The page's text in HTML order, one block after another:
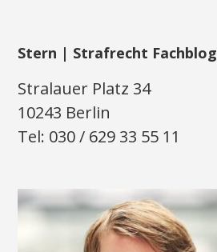
Stern | Strafrecht Fachblog
Stralauer Platz 34
10243 Berlin
Tel: 030 / 629 33 55 11